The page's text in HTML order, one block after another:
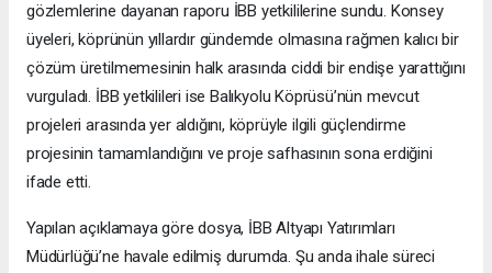
gözlemlerine dayanan raporu İBB yetkililerine sundu. Konsey
üyeleri, köprünün yıllardır gündemde olmasına rağmen kalıcı bir
çözüm üretilmemesinin halk arasında ciddi bir endişe yarattığını
vurguladı. İBB yetkilileri ise Balıkyolu Köprüsü’nün mevcut
projeleri arasında yer aldığını, köprüyle ilgili güçlendirme
projesinin tamamlandığını ve proje safhasının sona erdiğini
ifade etti.
Yapılan açıklamaya göre dosya, İBB Altyapı Yatırımları
Müdürlüğü’ne havale edilmiş durumda. Şu anda ihale süreci